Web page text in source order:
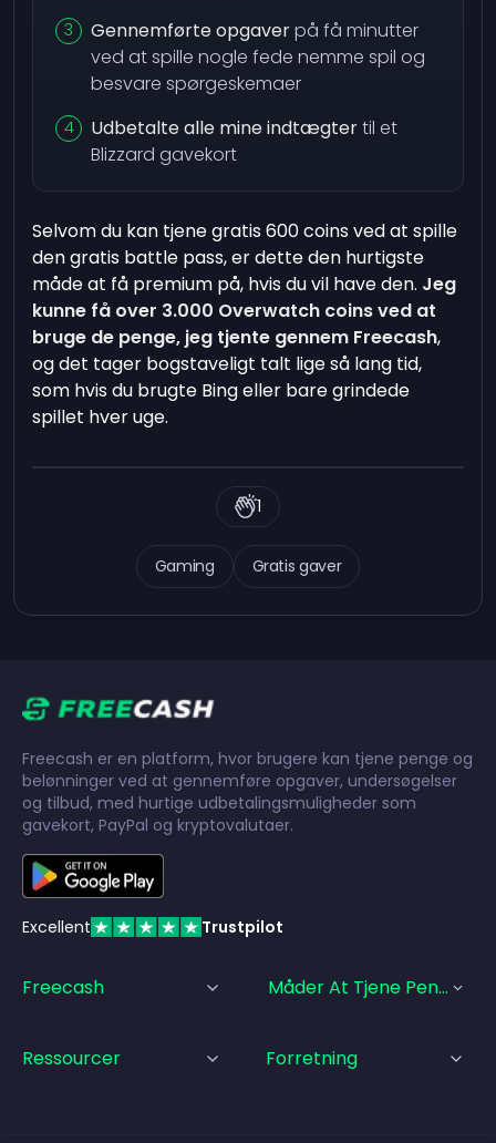
Gennemførte opgaverpå få minutter
ved at spille nogle fede nemme spil og
besvare spørgeskemaer
Udbetalte alle mine indtægtertil et
Blizzard gavekort
Selvom du kan tjene gratis 600 coins ved at spille
den gratis battle pass, er dette den hurtigste
måde at få premium på, hvis du vil have den. Jeg
kunne få over 3.000 Overwatch coins ved at
bruge de penge, jeg tjente gennem Freecash,
og det tager bogstaveligt talt lige så lang tid,
som hvis du brugte Bing eller bare grindede
spillet hver uge.
Gaming Gratis gaver
1
Freecash er en platform, hvor brugere kan tjene penge og
belønninger ved at gennemføre opgaver, undersøgelser
og tilbud, med hurtige udbetalingsmuligheder som
gavekort, PayPal og kryptovalutaer.
Excellent Trustpilot
Freecash Måder At Tjene Penge På
Ressourcer Forretning